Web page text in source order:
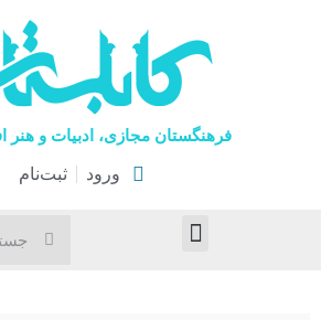
فرهنگستان مجازی، ادبیات و هنر
ورود ثبت‌نام